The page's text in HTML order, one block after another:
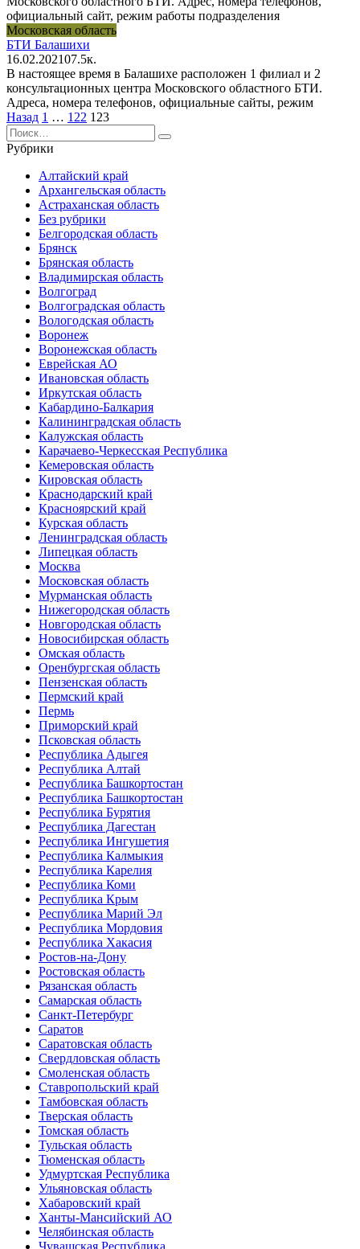
официальный сайт, режим работы подразделения
Московская область
БТИ Балашихи
16.02.202107.5к.
В настоящее время в Балашихе расположен 1 филиал и 2
консультационных центра Московского областного БТИ.
Адреса, номера телефонов, официальные сайты, режим
Пагинация
записей
Назад 1 … 122 123
Search
for:
Рубрики
Алтайский край
Архангельская область
Астраханская область
Без рубрики
Белгородская область
Брянск
Брянская область
Владимирская область
Волгоград
Волгоградская область
Вологодская область
Воронеж
Воронежская область
Еврейская АО
Ивановская область
Иркутская область
Кабардино-Балкария
Калининградская область
Калужская область
Карачаево-Черкесская Республика
Кемеровская область
Кировская область
Краснодарский край
Красноярский край
Курская область
Ленинградская область
Липецкая область
Москва
Московская область
Мурманская область
Нижегородская область
Новгородская область
Новосибирская область
Омская область
Оренбургская область
Пензенская область
Пермский край
Пермь
Приморский край
Псковская область
Республика Адыгея
Республика Алтай
Республика Башкортостан
Республика Башкортостан
Республика Бурятия
Республика Дагестан
Республика Ингушетия
Республика Калмыкия
Республика Карелия
Республика Коми
Республика Крым
Республика Марий Эл
Республика Мордовия
Республика Хакасия
Ростов-на-Дону
Ростовская область
Рязанская область
Самарская область
Санкт-Петербург
Саратов
Саратовская область
Свердловская область
Смоленская область
Ставропольский край
Тамбовская область
Тверская область
Томская область
Тульская область
Тюменская область
Удмуртская Республика
Ульяновская область
Хабаровский край
Ханты-Мансийский АО
Челябинская область
Чувашская Республика